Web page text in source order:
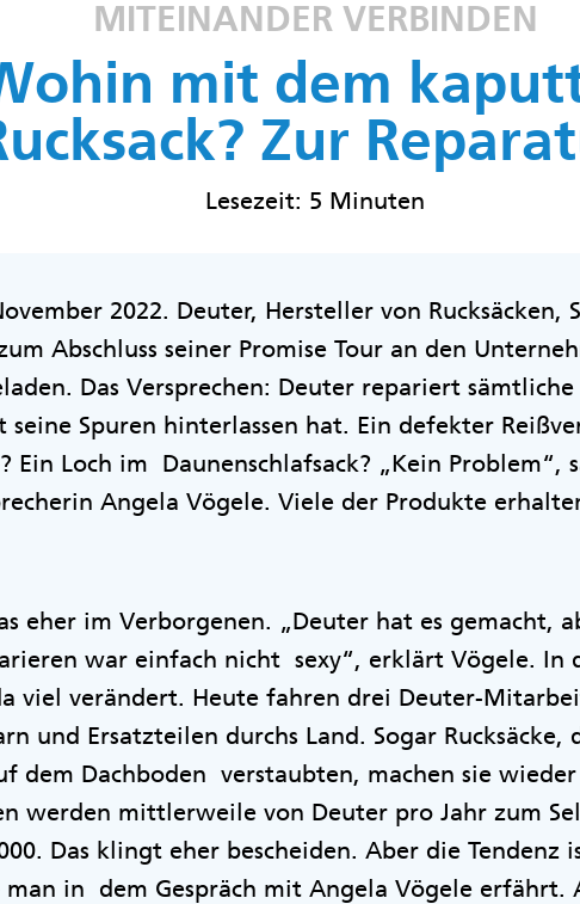
MITEINANDER VERBINDEN
mit dem
Zur
Lesezeit: 5 Minuten
2022. Deuter, Hersteller von Rucksäcken,
Abschluss seiner Promise Tour an den
Das Versprechen: Deuter repariert
seine Spuren hinterlassen hat. Ein defekter
Ein Loch im Daunenschlafsack? „Kein Problem“,
Angela Vögele. Viele der Produkte
eher im Verborgenen. „Deuter hat es gemacht,
war einfach nicht sexy“, erklärt Vögele. In
viel verändert. Heute fahren drei Deuter-
und Ersatzteilen durchs Land. Sogar Rucksäcke,
dem Dachboden verstaubten, machen sie
werden mittlerweile von Deuter pro Jahr zum
Das klingt eher bescheiden. Aber die Tendenz
in dem Gespräch mit Angela Vögele erfährt.